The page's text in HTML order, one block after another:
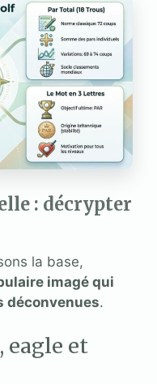
: décrypter
la base,
imagé qui
déconvenues.
eagle et